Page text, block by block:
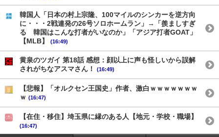
韓国人「日本の村上宗隆、100マイルのシンカーを逆方向
に・・・2戦連発の26号ソロホームラン」→「羨ましすぎ
る 韓国はこんな打者がいなのか」「アジア打者GOAT」
【MLB】
(16:49)
黄泉のツガイ 第18話 感想：顔以上に声も怪しいから誤解
されがちなアスマさん！
(16:49)
【悲報】「オルクセン王国史」作者、激白ｗｗｗｗｗｗｗ
ｗ (16:47)
【在住・移住】埼玉県に縁のある人【地元・学校・職場】
(16:47)